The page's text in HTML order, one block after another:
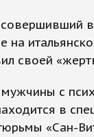
на
своей
с
в
«Сан-